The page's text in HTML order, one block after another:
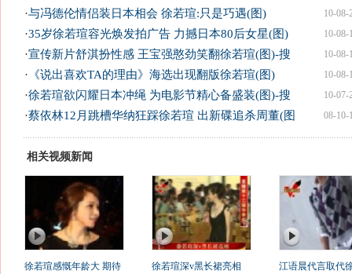
10-08-
·与冯德伦情侣装日本相会 徐若瑄:只是巧遇(图)
10-08-
·35岁徐若瑄容光焕发拍广告 力撼日本80后女星(图)
10-08-
·宣传新片舒淇扮性感 王宝强憨劲笑翻徐若瑄(图)-搜
10-08-
· 《说出喜欢TA的理由》海选出现翻版徐若瑄(图)
10-07-
·徐若瑄欲闪耀日本冲绳 为电影节精心备盛装(图)-搜
08-10-
·蔡依林12月跳槽华纳狂踩徐若瑄 出新碟追杀周董(图
相关视频新闻
徐若瑄感慨年龄大 期待
徐若瑄深v黑长裙亮相
江语晨代言取代